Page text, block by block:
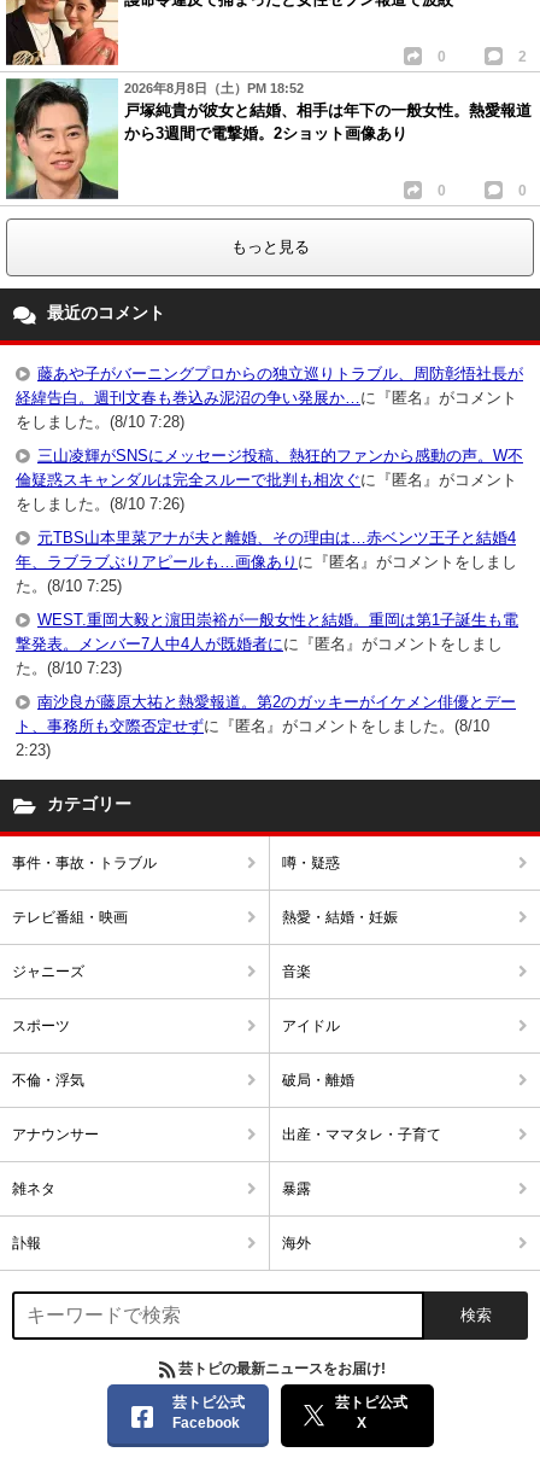
0 2
2026年8月8日（土）PM 18:52
戸塚純貴が彼女と結婚、相手は年下の一般女性。熱愛報道
から3週間で電撃婚。2ショット画像あり
0 0
もっと見る
最近のコメント
藤あや子がバーニングプロからの独立巡りトラブル、周防彰悟社長が
経緯告白。週刊文春も巻込み泥沼の争い発展か… に『匿名』がコメント
をしました。(8/10 7:28)
三山凌輝がSNSにメッセージ投稿、熱狂的ファンから感動の声。W不
倫疑惑スキャンダルは完全スルーで批判も相次ぐに『匿名』がコメント
をしました。(8/10 7:26)
元TBS山本里菜アナが夫と離婚、その理由は…赤ベンツ王子と結婚4
年、ラブラブぶりアピールも…画像あり に『匿名』がコメントをしまし
た。(8/10 7:25)
WEST.重岡大毅と濵田崇裕が一般女性と結婚。重岡は第1子誕生も電
撃発表。メンバー7人中4人が既婚者にに『匿名』がコメントをしまし
た。(8/10 7:23)
南沙良が藤原大祐と熱愛報道。第2のガッキーがイケメン俳優とデー
ト、事務所も交際否定せずに『匿名』がコメントをしました。(8/10
2:23)
カテゴリー
事件・事故・トラブル 噂・疑惑
テレビ番組・映画 熱愛・結婚・妊娠
ジャニーズ 音楽
スポーツ アイドル
不倫・浮気 破局・離婚
アナウンサー 出産・ママタレ・子育て
雑ネタ 暴露
訃報 海外
芸トピの最新ニュースをお届け!
芸トピ公式
Facebook
芸トピ公式
X